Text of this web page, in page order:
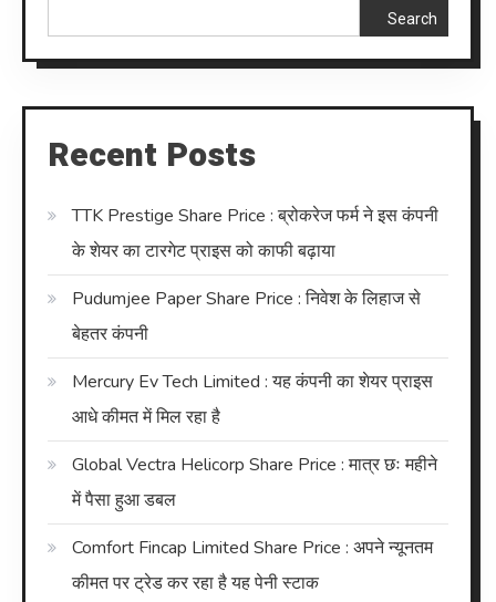
Search
Recent Posts
TTK Prestige Share Price : ब्रोकरेज फर्म ने इस कंपनी
के शेयर का टारगेट प्राइस को काफी बढ़ाया
Pudumjee Paper Share Price : निवेश के लिहाज से
बेहतर कंपनी
Mercury Ev Tech Limited : यह कंपनी का शेयर प्राइस
आधे कीमत में मिल रहा है
Global Vectra Helicorp Share Price : मात्र छः महीने
में पैसा हुआ डबल
Comfort Fincap Limited Share Price : अपने न्यूनतम
कीमत पर ट्रेड कर रहा है यह पेनी स्टाक